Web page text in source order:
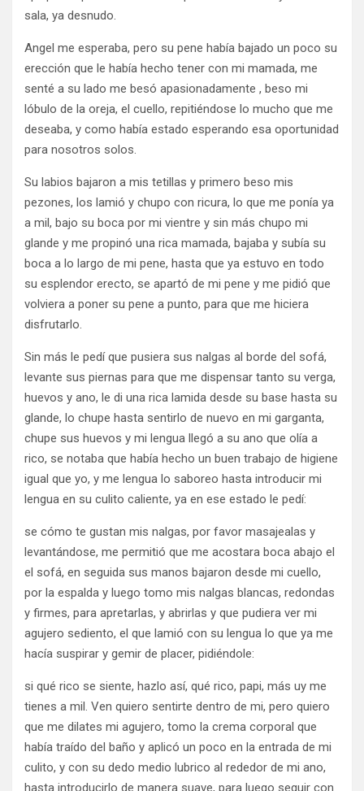
sala, ya desnudo.
Angel me esperaba, pero su pene había bajado un poco su
erección que le había hecho tener con mi mamada, me
senté a su lado me besó apasionadamente , beso mi
lóbulo de la oreja, el cuello, repitiéndose lo mucho que me
deseaba, y como había estado esperando esa oportunidad
para nosotros solos.
Su labios bajaron a mis tetillas y primero beso mis
pezones, los lamió y chupo con ricura, lo que me ponía ya
a mil, bajo su boca por mi vientre y sin más chupo mi
glande y me propinó una rica mamada, bajaba y subía su
boca a lo largo de mi pene, hasta que ya estuvo en todo
su esplendor erecto, se apartó de mi pene y me pidió que
volviera a poner su pene a punto, para que me hiciera
disfrutarlo.
Sin más le pedí que pusiera sus nalgas al borde del sofá,
levante sus piernas para que me dispensar tanto su verga,
huevos y ano, le di una rica lamida desde su base hasta su
glande, lo chupe hasta sentirlo de nuevo en mi garganta,
chupe sus huevos y mi lengua llegó a su ano que olía a
rico, se notaba que había hecho un buen trabajo de higiene
igual que yo, y me lengua lo saboreo hasta introducir mi
lengua en su culito caliente, ya en ese estado le pedí:
se cómo te gustan mis nalgas, por favor masajealas y
levantándose, me permitió que me acostara boca abajo el
el sofá, en seguida sus manos bajaron desde mi cuello,
por la espalda y luego tomo mis nalgas blancas, redondas
y firmes, para apretarlas, y abrirlas y que pudiera ver mi
agujero sediento, el que lamió con su lengua lo que ya me
hacía suspirar y gemir de placer, pidiéndole:
si qué rico se siente, hazlo así, qué rico, papi, más uy me
tienes a mil. Ven quiero sentirte dentro de mi, pero quiero
que me dilates mi agujero, tomo la crema corporal que
había traído del baño y aplicó un poco en la entrada de mi
culito, y con su dedo medio lubrico al rededor de mi ano,
hasta introducirlo de manera suave, para luego seguir con